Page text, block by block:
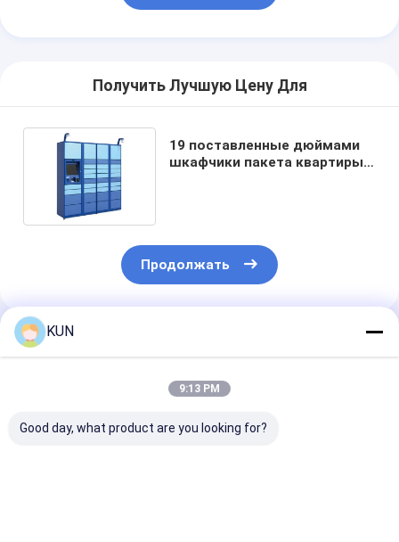
Получить Лучшую Цену Для
19 поставленные дюймами
шкафчики пакета квартиры
Продолжать
Порекомендованные Продукты
KUN
9:13 PM
Good day, what product are you looking for?